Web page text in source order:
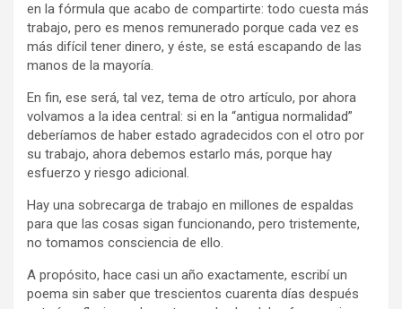
en la fórmula que acabo de compartirte: todo cuesta más
trabajo, pero es menos remunerado porque cada vez es
más difícil tener dinero, y éste, se está escapando de las
manos de la mayoría.
En fin, ese será, tal vez, tema de otro artículo, por ahora
volvamos a la idea central: si en la “antigua normalidad”
deberíamos de haber estado agradecidos con el otro por
su trabajo, ahora debemos estarlo más, porque hay
esfuerzo y riesgo adicional.
Hay una sobrecarga de trabajo en millones de espaldas
para que las cosas sigan funcionando, pero tristemente,
no tomamos consciencia de ello.
A propósito, hace casi un año exactamente, escribí un
poema sin saber que trescientos cuarenta días después